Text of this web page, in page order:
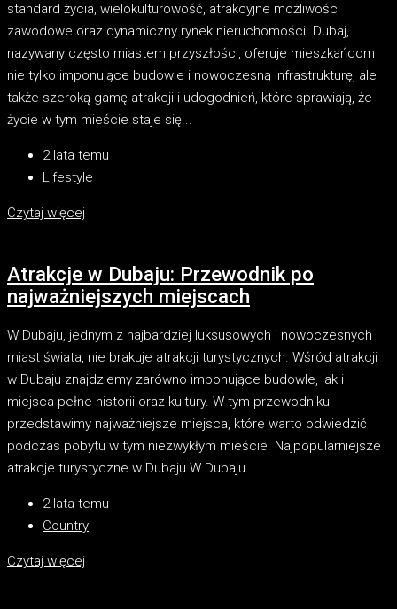
standard życia, wielokulturowość, atrakcyjne możliwości
zawodowe oraz dynamiczny rynek nieruchomości. Dubaj,
nazywany często miastem przyszłości, oferuje mieszkańcom
nie tylko imponujące budowle i nowoczesną infrastrukturę, ale
także szeroką gamę atrakcji i udogodnień, które sprawiają, że
życie w tym mieście staje się...
2 lata temu
Lifestyle
Czytaj więcej
Atrakcje w Dubaju: Przewodnik po
najważniejszych miejscach
W Dubaju, jednym z najbardziej luksusowych i nowoczesnych
miast świata, nie brakuje atrakcji turystycznych. Wśród atrakcji
w Dubaju znajdziemy zarówno imponujące budowle, jak i
miejsca pełne historii oraz kultury. W tym przewodniku
przedstawimy najważniejsze miejsca, które warto odwiedzić
podczas pobytu w tym niezwykłym mieście. Najpopularniejsze
atrakcje turystyczne w Dubaju W Dubaju...
2 lata temu
Country
Czytaj więcej